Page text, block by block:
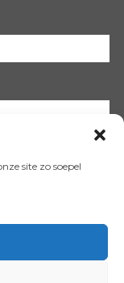
site zo soepel